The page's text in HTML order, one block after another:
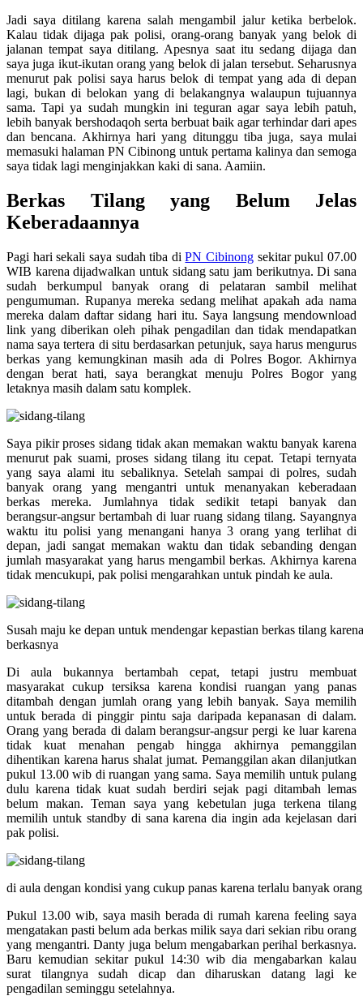
Jadi saya ditilang karena salah mengambil jalur ketika berbelok.
Kalau tidak dijaga pak polisi, orang-orang banyak yang belok di
jalanan tempat saya ditilang. Apesnya saat itu sedang dijaga dan
saya juga ikut-ikutan orang yang belok di jalan tersebut. Seharusnya
menurut pak polisi saya harus belok di tempat yang ada di depan
lagi, bukan di belokan yang di belakangnya walaupun tujuannya
sama. Tapi ya sudah mungkin ini teguran agar saya lebih patuh,
lebih banyak bershodaqoh serta berbuat baik agar terhindar dari apes
dan bencana. Akhirnya hari yang ditunggu tiba juga, saya mulai
memasuki halaman PN Cibinong untuk pertama kalinya dan semoga
saya tidak lagi menginjakkan kaki di sana. Aamiin.
Berkas Tilang yang Belum Jelas
Keberadaannya
Pagi hari sekali saya sudah tiba diPN Cibinong sekitar pukul 07.00
WIB karena dijadwalkan untuk sidang satu jam berikutnya. Di sana
sudah berkumpul banyak orang di pelataran sambil melihat
pengumuman. Rupanya mereka sedang melihat apakah ada nama
mereka dalam daftar sidang hari itu. Saya langsung mendownload
link yang diberikan oleh pihak pengadilan dan tidak mendapatkan
nama saya tertera di situ berdasarkan petunjuk, saya harus mengurus
berkas yang kemungkinan masih ada di Polres Bogor. Akhirnya
dengan berat hati, saya berangkat menuju Polres Bogor yang
letaknya masih dalam satu komplek.
Saya pikir proses sidang tidak akan memakan waktu banyak karena
menurut pak suami, proses sidang tilang itu cepat. Tetapi ternyata
yang saya alami itu sebaliknya. Setelah sampai di polres, sudah
banyak orang yang mengantri untuk menanyakan keberadaan
berkas mereka. Jumlahnya tidak sedikit tetapi banyak dan
berangsur-angsur bertambah di luar ruang sidang tilang. Sayangnya
waktu itu polisi yang menangani hanya 3 orang yang terlihat di
depan, jadi sangat memakan waktu dan tidak sebanding dengan
jumlah masyarakat yang harus mengambil berkas. Akhirnya karena
tidak mencukupi, pak polisi mengarahkan untuk pindah ke aula.
Susah maju ke depan untuk mendengar kepastian berkas tilang
berkasnya
Di aula bukannya bertambah cepat, tetapi justru membuat
masyarakat cukup tersiksa karena kondisi ruangan yang panas
ditambah dengan jumlah orang yang lebih banyak. Saya memilih
untuk berada di pinggir pintu saja daripada kepanasan di dalam.
Orang yang berada di dalam berangsur-angsur pergi ke luar karena
tidak kuat menahan pengab hingga akhirnya pemanggilan
dihentikan karena harus shalat jumat. Pemanggilan akan dilanjutkan
pukul 13.00 wib di ruangan yang sama. Saya memilih untuk pulang
dulu karena tidak kuat sudah berdiri sejak pagi ditambah lemas
belum makan. Teman saya yang kebetulan juga terkena tilang
memilih untuk standby di sana karena dia ingin ada kejelasan dari
pak polisi.
di aula dengan kondisi yang cukup panas karena terlalu banyak
Pukul 13.00 wib, saya masih berada di rumah karena feeling saya
mengatakan pasti belum ada berkas milik saya dari sekian ribu orang
yang mengantri. Danty juga belum mengabarkan perihal berkasnya.
Baru kemudian sekitar pukul 14:30 wib dia mengabarkan kalau
surat tilangnya sudah dicap dan diharuskan datang lagi ke
pengadilan seminggu setelahnya.